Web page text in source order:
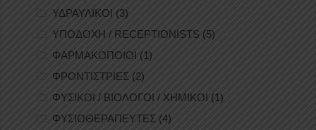
ΥΔΡΑΥΛΙΚΟΙ (3)
ΥΠΟΔΟΧΗ / RECEPTIONISTS (5)
ΦΑΡΜΑΚΟΠΟΙΟΙ (1)
ΦΡΟΝΤΙΣΤΡΙΕΣ (2)
ΦΥΣΙΚΟΙ / ΒΙΟΛΟΓΟΙ / ΧΗΜΙΚΟΙ (1)
ΦΥΣΙΟΘΕΡΑΠΕΥΤΕΣ (4)